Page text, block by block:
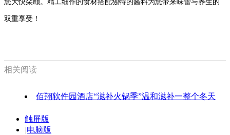
您大快朵颐。精工细作的食材搭配独特的酱料为您带来味蕾与养生的
双重享受！
相关阅读
佰翔软件园酒店“滋补火锅季”温和滋补一整个冬天
触屏版
|电脑版